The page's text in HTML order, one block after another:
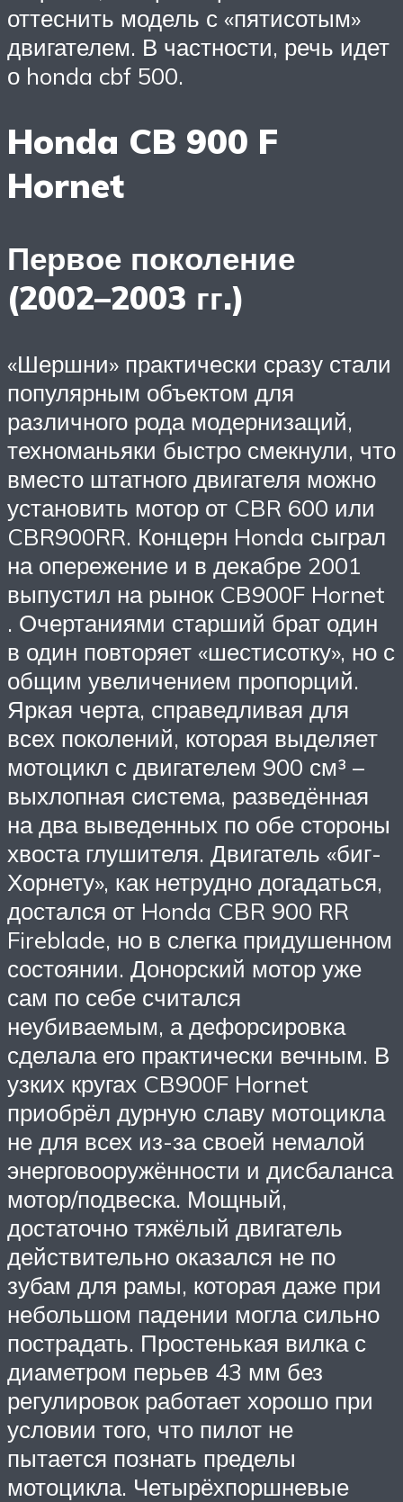
оттеснить модель с «пятисотым»
двигателем. В частности, речь идет
о honda cbf 500.
Honda CB 900 F
Hornet
Первое поколение
(2002–2003 гг.)
«Шершни» практически сразу стали
популярным объектом для
различного рода модернизаций,
техноманьяки быстро смекнули, что
вместо штатного двигателя можно
установить мотор от CBR 600 или
CBR900RR. Концерн Honda сыграл
на опережение и в декабре 2001
выпустил на рынок CB900F Hornet
. Очертаниями старший брат один
в один повторяет «шестисотку», но с
общим увеличением пропорций.
Яркая черта, справедливая для
всех поколений, которая выделяет
мотоцикл с двигателем 900 см³ –
выхлопная система, разведённая
на два выведенных по обе стороны
хвоста глушителя. Двигатель «биг-
Хорнету», как нетрудно догадаться,
достался от Honda CBR 900 RR
Fireblade, но в слегка придушенном
состоянии. Донорский мотор уже
сам по себе считался
неубиваемым, а дефорсировка
сделала его практически вечным. В
узких кругах CB900F Hornet
приобрёл дурную славу мотоцикла
не для всех из-за своей немалой
энерговооружённости и дисбаланса
мотор/подвеска. Мощный,
достаточно тяжёлый двигатель
действительно оказался не по
зубам для рамы, которая даже при
небольшом падении могла сильно
пострадать. Простенькая вилка с
диаметром перьев 43 мм без
регулировок работает хорошо при
условии того, что пилот не
пытается познать пределы
мотоцикла. Четырёхпоршневые